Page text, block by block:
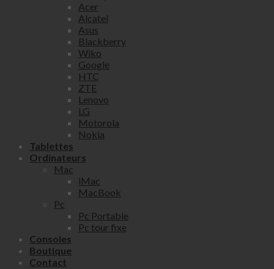
Acer
Alcatel
Asus
Blackberry
Wiko
Google
HTC
ZTE
Lenovo
LG
Motorola
Nokia
Tablettes
Ordinateurs
Mac
iMac
MacBook
Pc
Pc Portable
Pc tour fixe
Consoles
Boutique
Contact